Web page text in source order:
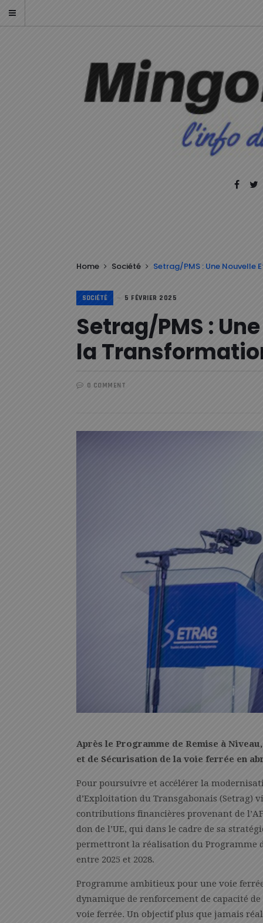
Home Société Setrag/PMS : Une
SOCIÉTÉ 5 FÉVRIER 2025
Setrag/PMS :
la
0 COMMENT
Après le Programme de Remise à
et de Sécurisation de la voie ferrée en
Pour poursuivre et accélérer la
d’Exploitation du Transgabonais (Setrag)
contributions financières provenant de
don de l’UE, qui dans le cadre de sa
permettront la réalisation du Programme
entre 2025 et 2028.
Programme ambitieux pour une voie
dynamique de renforcement de capacité
voie ferrée. Un objectif plus que jamais